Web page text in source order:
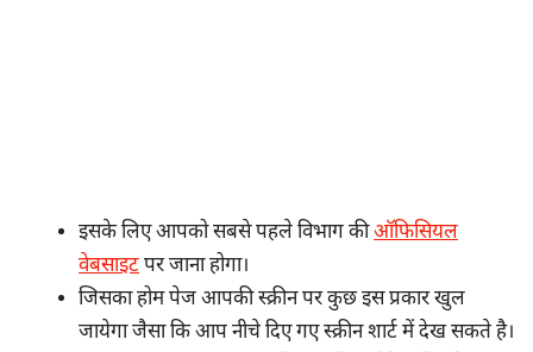
इसके लिए आपको सबसे पहले विभाग कीऑफिसियल
वेबसाइटपर जाना होगा।
जिसका होम पेज आपकी स्क्रीन पर कुछ इस प्रकार खुल
जायेगा जैसा कि आप नीचे दिए गए स्क्रीन शार्ट में देख सकते है।